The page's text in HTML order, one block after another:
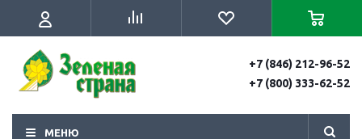
+7 (846) 212-96-52
+7 (800) 333-62-52
МЕНЮ